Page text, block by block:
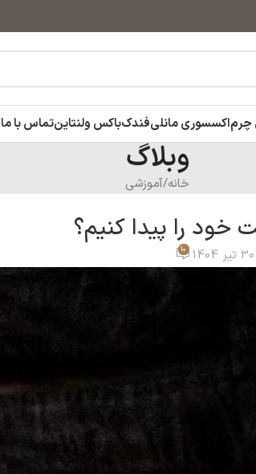
چرماکسسوری مانلیفندکباکس ولنتاینتماس با ما
وبلاگ
خانه آموزشی
خود را پیدا کنیم؟
10